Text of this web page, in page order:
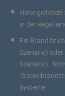
Hohe
in der Regel
Ein Brand
Szenario)
Szenario).
Systeme.